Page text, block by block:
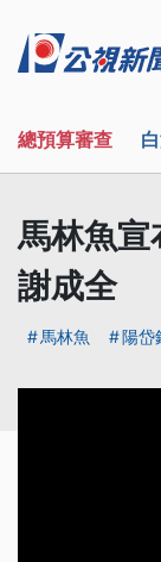
總預算審查
馬林魚宣
謝成全
馬林魚 陽岱